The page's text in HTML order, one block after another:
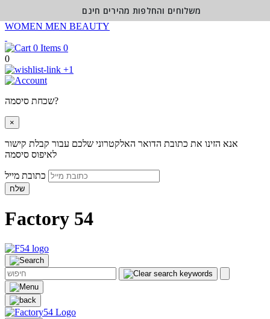
WOMEN MEN BEAUTY
0
0
+1
שכחת סיסמה?
×
אנא הזינו את כתובת הדואר האלקטרוני שלכם עבור קבלת קישור
לאיפוס סיסמה
שלח
Factory 54
משלוחים והחלפות מהירים חינם